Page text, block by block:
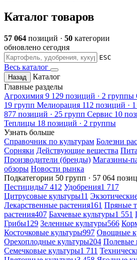
Каталог товаров
57 064 позиций · 50 категории
обновлено сегодня
ESC
Весь каталог
Назад
Каталог
Главные разделы
Агрохимия 9 129 позиций · 2 группы
19 групп Мелиорация 112 позиций ·
877 позиций · 25 групп Сервис 10
Теплицы 18 позиций · 2 группы
Узнать больше
Справочник по культурам Болезни
Сорняки Действующие вещества
Производители (бренды) Магазины-
обзоры Новости рынка
Подкатегории 50 групп · 57 064
Пестициды7 412 Удобрения1 717
Цитрусовые культуры11
Лекарственные растения161 Пряные
растения407 Бахчевые культуры1 551
Грибы129 Зеленные культуры566
Косточковые культуры997 Овощные
Орехоплодные культуры204 Полевые
Семечковые культуры1 711